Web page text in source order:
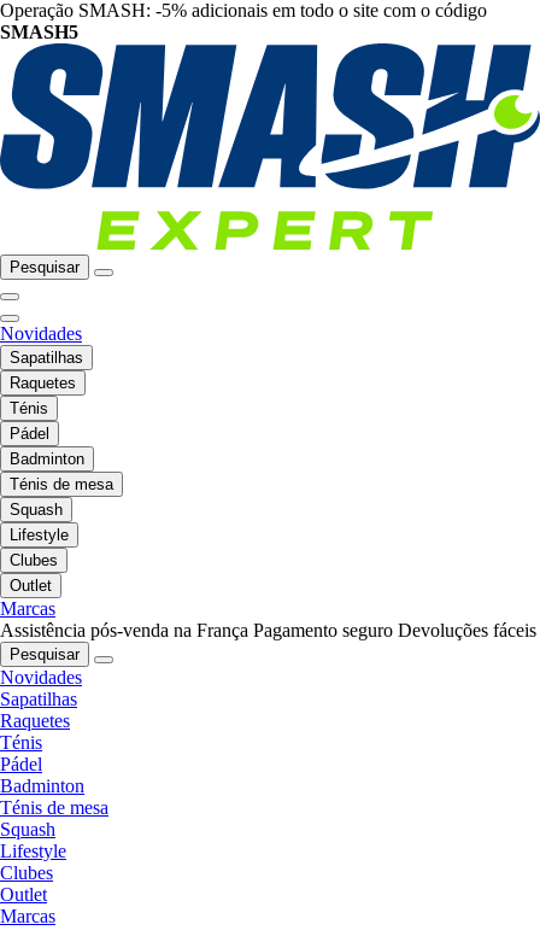
Operação SMASH: -5% adicionais em todo o site com o código
SMASH5
Pesquisar
Novidades
Sapatilhas
Raquetes
Ténis
Pádel
Badminton
Ténis de mesa
Squash
Lifestyle
Clubes
Outlet
Marcas
Assistência pós-venda na França Pagamento seguro Devoluções fáceis
Pesquisar
Novidades
Sapatilhas
Raquetes
Ténis
Pádel
Badminton
Ténis de mesa
Squash
Lifestyle
Clubes
Outlet
Marcas